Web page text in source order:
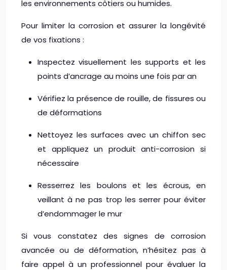
les environnements côtiers ou humides.
Pour limiter la corrosion et assurer la longévité
de vos fixations :
Inspectez visuellement les supports et les
points d’ancrage au moins une fois par an
Vérifiez la présence de rouille, de fissures ou
de déformations
Nettoyez les surfaces avec un chiffon sec
et appliquez un produit anti-corrosion si
nécessaire
Resserrez les boulons et les écrous, en
veillant à ne pas trop les serrer pour éviter
d’endommager le mur
Si vous constatez des signes de corrosion
avancée ou de déformation, n’hésitez pas à
faire appel à un professionnel pour évaluer la